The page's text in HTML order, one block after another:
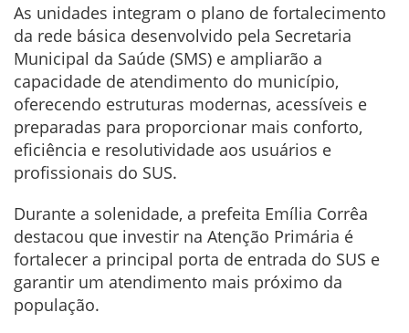
As unidades integram o plano de fortalecimento
da rede básica desenvolvido pela Secretaria
Municipal da Saúde (SMS) e ampliarão a
capacidade de atendimento do município,
oferecendo estruturas modernas, acessíveis e
preparadas para proporcionar mais conforto,
eficiência e resolutividade aos usuários e
profissionais do SUS.
Durante a solenidade, a prefeita Emília Corrêa
destacou que investir na Atenção Primária é
fortalecer a principal porta de entrada do SUS e
garantir um atendimento mais próximo da
população.